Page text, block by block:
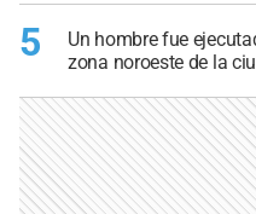
5
Un hombre fue
zona noroeste de la